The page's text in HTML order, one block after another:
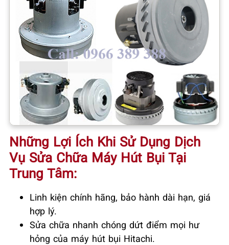
Những Lợi Ích Khi Sử Dụng Dịch
Vụ Sửa Chữa Máy Hút Bụi Tại
Trung Tâm:
Linh kiện chính hãng, bảo hành dài hạn, giá
hợp lý.
Sửa chữa nhanh chóng dứt điểm mọi hư
hỏng của máy hút bụi Hitachi.